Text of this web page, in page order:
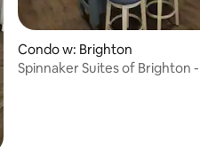
Condo w: Brighton
Spinnaker Suites of Brighton